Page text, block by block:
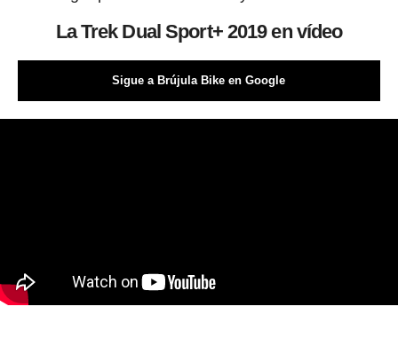
La Trek Dual Sport+ 2019 en vídeo
Sigue a Brújula Bike en Google